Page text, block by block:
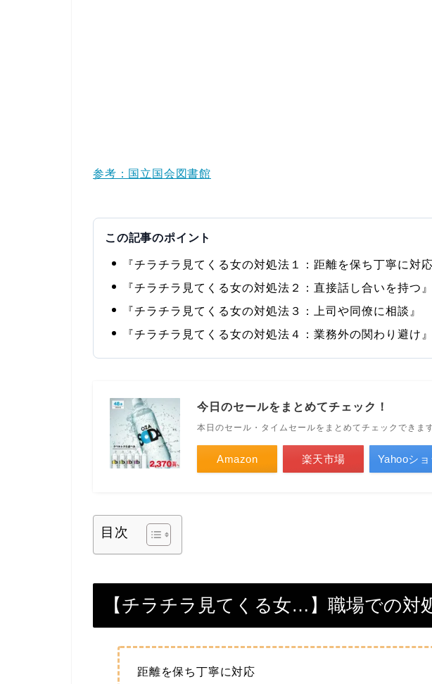
参考：国立国会図書館
この記事のポイント
『チラチラ見てくる女の対処法１：距離を保ち丁寧に対応
『チラチラ見てくる女の対処法２：直接話し合いを持つ』
『チラチラ見てくる女の対処法３：上司や同僚に相談』
『チラチラ見てくる女の対処法４：業務外の関わり避け』
今日のセールをまとめてチェック！
本日のセール・タイムセールをまとめてチェックできます
Amazon 楽天市場 Yahooシ
目次
【チラチラ見てくる女…】職場での対
距離を保ち丁寧に対応